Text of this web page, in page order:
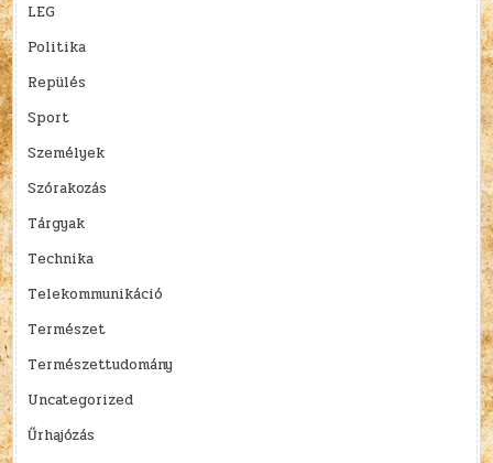
LEG
Politika
Repülés
Sport
Személyek
Szórakozás
Tárgyak
Technika
Telekommunikáció
Természet
Természettudomány
Uncategorized
Űrhajózás